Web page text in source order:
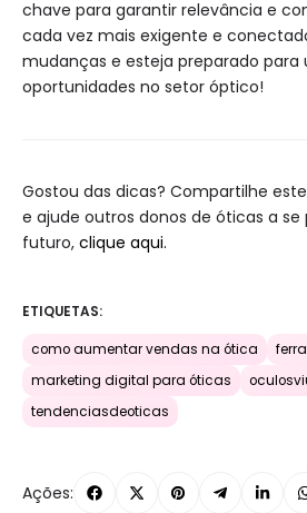
chave para garantir relevância e
cada vez mais exigente e
mudanças e esteja preparado
oportunidades no setor óptico!
Gostou das dicas? Compartilhe
e ajude outros donos de óticas a
futuro, clique aqui.
ETIQUETAS:
como aumentar vendas na ótica
marketing digital para óticas
tendenciasdeoticas
Ações: